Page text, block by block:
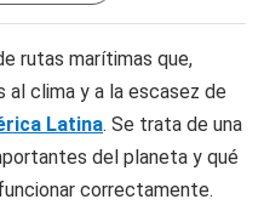
rutas marítimas que,
al clima y a la escasez de
Latina. Se trata de una
del planeta y qué
correctamente.